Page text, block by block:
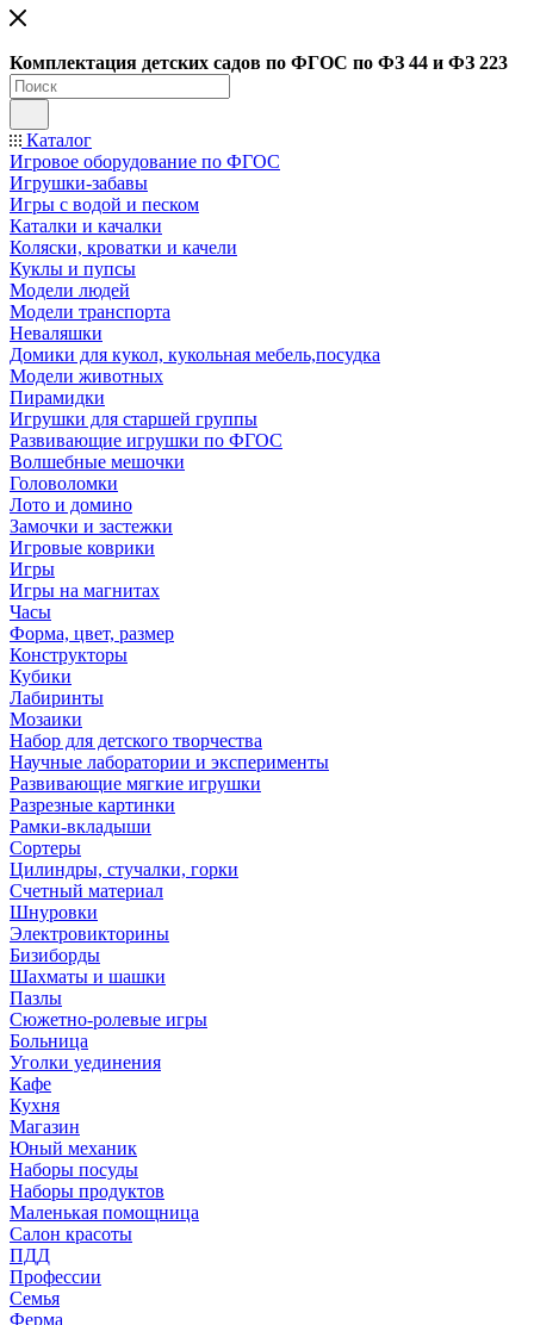
Комплектация детских садов по ФГОC по ФЗ 44 и ФЗ 223
Каталог
Игровое оборудование по ФГОС
Игрушки-забавы
Игры с водой и песком
Каталки и качалки
Коляски, кроватки и качели
Куклы и пупсы
Модели людей
Модели транспорта
Неваляшки
Домики для кукол, кукольная мебель,посудка
Модели животных
Пирамидки
Игрушки для старшей группы
Развивающие игрушки по ФГОС
Волшебные мешочки
Головоломки
Лото и домино
Замочки и застежки
Игровые коврики
Игры
Игры на магнитах
Часы
Форма, цвет, размер
Конструкторы
Кубики
Лабиринты
Мозаики
Набор для детского творчества
Научные лаборатории и эксперименты
Развивающие мягкие игрушки
Разрезные картинки
Рамки-вкладыши
Сортеры
Цилиндры, стучалки, горки
Счетный материал
Шнуровки
Электровикторины
Бизиборды
Шахматы и шашки
Пазлы
Сюжетно-ролевые игры
Больница
Уголки уединения
Кафе
Кухня
Магазин
Юный механик
Наборы посуды
Наборы продуктов
Маленькая помощница
Салон красоты
ПДД
Профессии
Семья
Ферма